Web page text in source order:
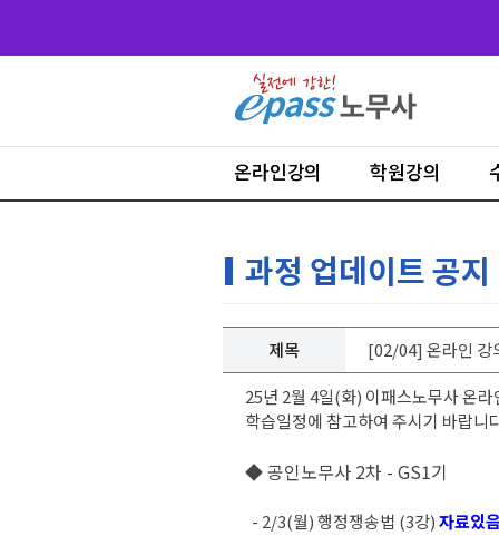
온라인강의 학원강의
과정 업데이트 공지
제목
[02/04] 온라인 강
25년 2월 4일(화) 이패스노무사 온
학습일정에 참고하여 주시기 바랍니
◆ 공인노무사 2차 - GS1기
- 2/3(월) 행정쟁송법 (3강)자료있